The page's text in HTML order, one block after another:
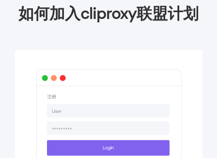
如何加入cliproxy联盟计划